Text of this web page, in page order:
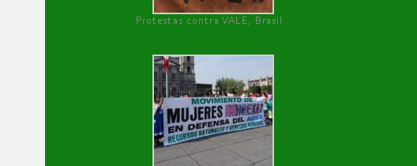
Protestas contra VALE, Brasil